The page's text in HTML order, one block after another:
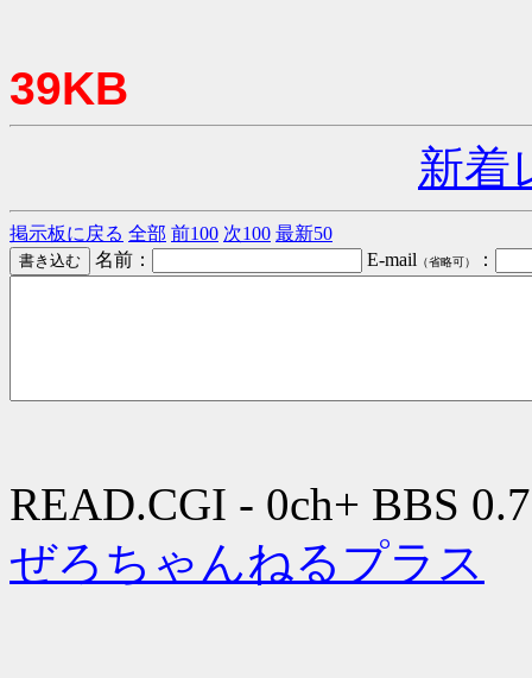
39KB
新着
掲示板に戻る 全部 前100 次100 最新50
名前：
E-mail （省略可） ：
READ.CGI - 0ch+ BBS
ぜろちゃんねるプラス